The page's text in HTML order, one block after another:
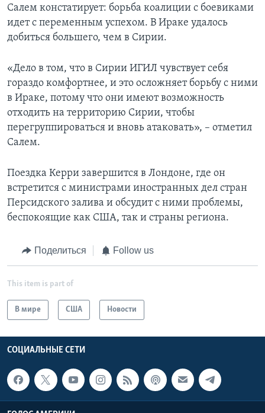
Салем констатирует: борьба коалиции с боевиками
идет с переменным успехом. В Ираке удалось
добиться большего, чем в Сирии.
«Дело в том, что в Сирии ИГИЛ чувствует себя
гораздо комфортнее, и это осложняет борьбу с ними
в Ираке, потому что они имеют возможность
отходить на территорию Сирии, чтобы
перегруппироваться и вновь атаковать», – отметил
Салем.
Поездка Керри завершится в Лондоне, где он
встретится с министрами иностранных дел стран
Персидского залива и обсудит с ними проблемы,
беспокоящие как США, так и страны региона.
Поделиться Follow us
This item is part of
В мире США Новости
СОЦИАЛЬНЫЕ СЕТИ